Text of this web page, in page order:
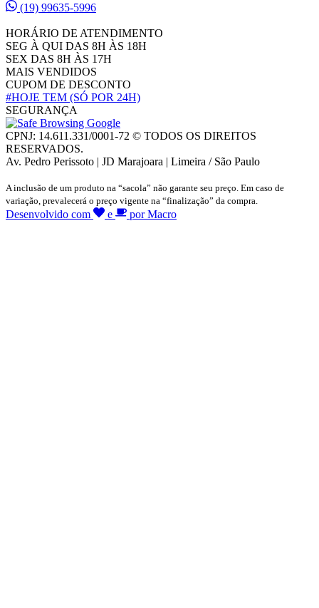
(19) 99635-5996
HORÁRIO DE ATENDIMENTO
SEG À QUI DAS 8H ÀS 18H
SEX DAS 8H ÀS 17H
MAIS VENDIDOS
CUPOM DE DESCONTO
#HOJE TEM (SÓ POR 24H)
SEGURANÇA
CPNJ: 14.611.331/0001-72 © TODOS OS DIREITOS
RESERVADOS.
Av. Pedro Perissoto | JD Marajoara | Limeira / São Paulo
A inclusão de um produto na “sacola” não garante seu preço. Em caso de
variação, prevalecerá o preço vigente na “finalização” da compra.
Desenvolvido com e por Macro